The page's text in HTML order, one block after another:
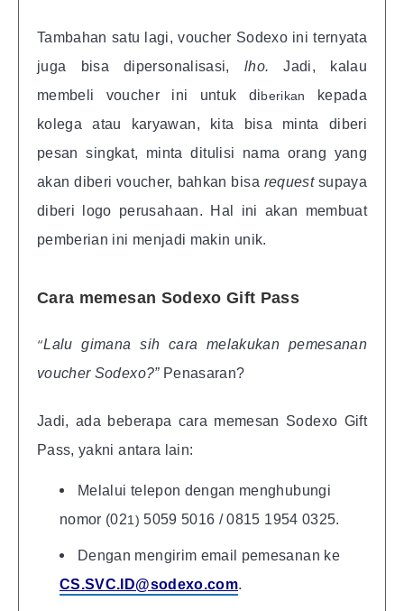
Tambahan satu lagi, voucher Sodexo ini ternyata
juga bisa dipersonalisasi, lho.Jadi, kalau
membeli voucher ini untuk diberikan
kepada
kolega atau karyawan, kita bisa minta diberi
pesan singkat, minta ditulisi nama orang yang
akan diberi voucher, bahkan bisa request supaya
diberi logo perusahaan. Hal ini akan membuat
pemberian ini menjadi makin unik.
Cara memesan Sodexo Gift Pass
“Lalu gimana sih cara melakukan pemesanan
voucher Sodexo?” Penasaran?
Jadi, ada beberapa cara memesan Sodexo Gift
Pass, yakni antara lain:
Melalui telepon dengan menghubungi
nomor (021)5059 5016 / 0815 1954 0325.
Dengan mengirim email pemesanan ke
CS.SVC.ID@sodexo.com.